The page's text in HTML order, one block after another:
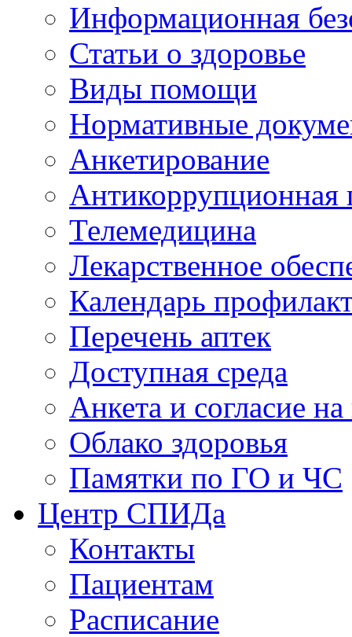
Информационная
Статьи о здоровье
Виды помощи
Нормативные
Анкетирование
Антикоррупционная
Телемедицина
Лекарственное
Календарь
Перечень аптек
Доступная среда
Анкета и согласие
Облако здоровья
Памятки по ГО и ЧС
Центр СПИДа
Контакты
Пациентам
Расписание